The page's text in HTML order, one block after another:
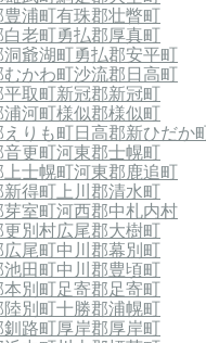
浦町有珠郡壮瞥町
白老町勇払郡厚真町
爺湖町勇払郡安平町
むかわ町沙流郡日高町
取町新冠郡新冠町
河町様似郡様似町
りも町日高郡新ひだか
更町河東郡士幌町
士幌町河東郡鹿追町
新得町 上川郡清水町
室町河西郡中札内村
別村広尾郡大樹町
広尾町中川郡幕別町
池田町中川郡豊頃町
本別町足寄郡足寄町
陸別町十勝郡浦幌町
路町厚岸郡厚岸町